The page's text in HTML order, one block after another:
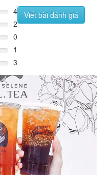
4
2
0
1
3
Viết bài đánh giá